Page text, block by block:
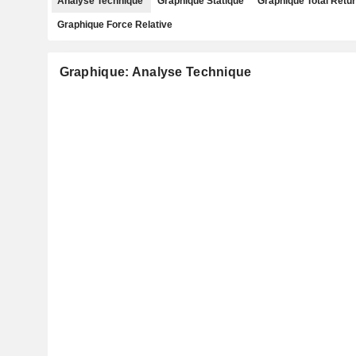
Graphique Force Relative
Graphique: Analyse Technique